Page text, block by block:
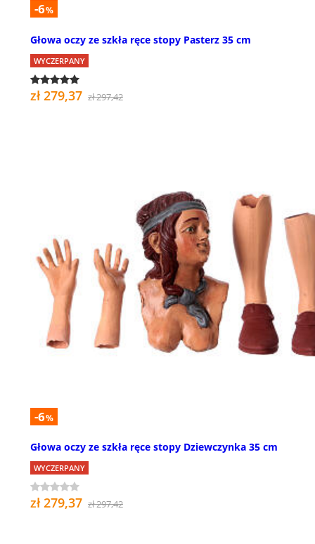
-6%
Głowa oczy ze szkła ręce stopy Pasterz 35 cm
WYCZERPANY
zł 279,37 zł 297,42
-6%
Głowa oczy ze szkła ręce stopy Dziewczynka 35 cm
WYCZERPANY
zł 279,37 zł 297,42